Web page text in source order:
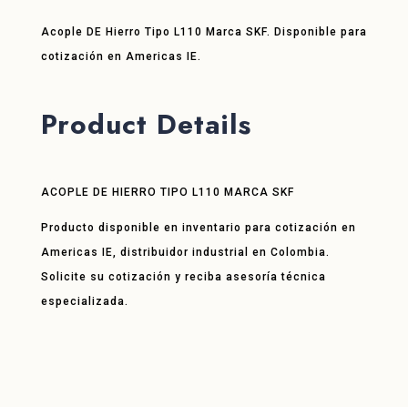
Acople DE Hierro Tipo L110 Marca SKF. Disponible para
cotización en Americas IE.
Product Details
ACOPLE DE HIERRO TIPO L110 MARCA SKF
Producto disponible en inventario para cotización en
Americas IE, distribuidor industrial en Colombia.
Solicite su cotización y reciba asesoría técnica
especializada.